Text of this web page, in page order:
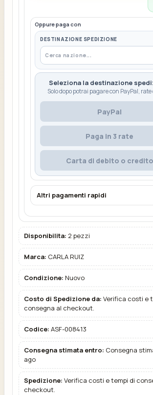
Oppure paga con
DESTINAZIONE SPEDIZIONE
Seleziona la destinazione
Solo dopo potrai pagare con PayPal, rate
PayPal
Paga in 3 rate
Carta di debito o credito
Altri pagamenti rapidi
Disponibilita: 2 pezzi
Marca: CARLA RUIZ
Condizione: Nuovo
Costo di Spedizione da: Verifica costi e
consegna al checkout.
Codice: ASF-008413
Consegna stimata entro: Consegna
ago
Spedizione: Verifica costi e tempi di
checkout.